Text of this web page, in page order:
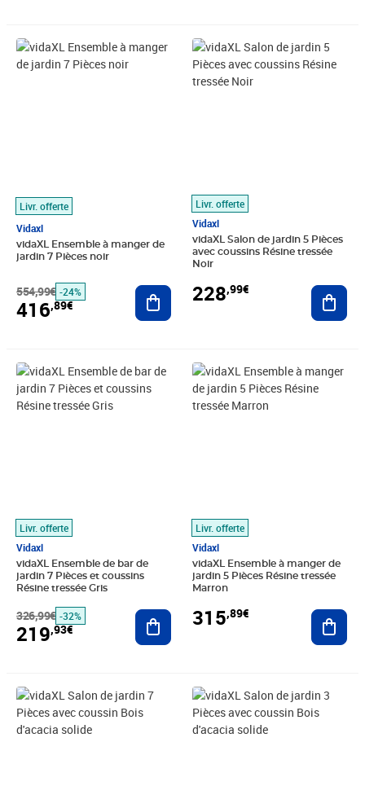
Livr. offerte
Vidaxl
vidaXL Ensemble à manger de
jardin 7 Pièces noir
554,99€
Prix barré 554,99€
-24%
416,89€
Prix 416,89€
Ajouter au panier
Livr. offerte
Vidaxl
vidaXL Salon de jardin 5 Pièces
avec coussins Résine tressée
Noir
228,99€
Prix 228,99€
Livr. offerte
Vidaxl
vidaXL Ensemble de bar de
jardin 7 Pièces et coussins
Résine tressée Gris
326,99€
Prix barré 326,99€
-32%
219,93€
Prix 219,93€
Ajouter au panier
Livr. offerte
Vidaxl
vidaXL Ensemble à manger de
jardin 5 Pièces Résine tressée
Marron
315,89€
Prix 315,89€
Prix 697,89€ Prix 398,89€